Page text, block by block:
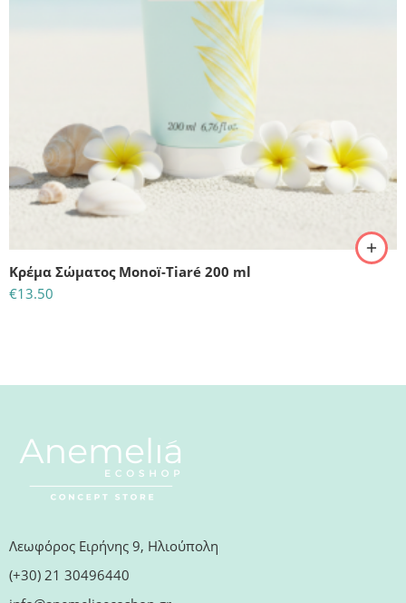
Κρέμα Σώματος Monoï-Tiaré 200 ml
€13.50
Λεωφόρος Ειρήνης 9, Ηλιούπολη
(+30) 21 30496440